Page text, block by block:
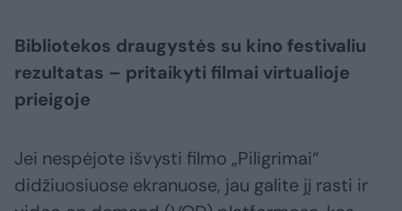
Bibliotekos draugystės su kino festivaliu
rezultatas – pritaikyti filmai virtualioje
prieigoje
Jei nespėjote išvysti filmo „Piligrimai“
didžiuosiuose ekranuose, jau galite jį rasti ir